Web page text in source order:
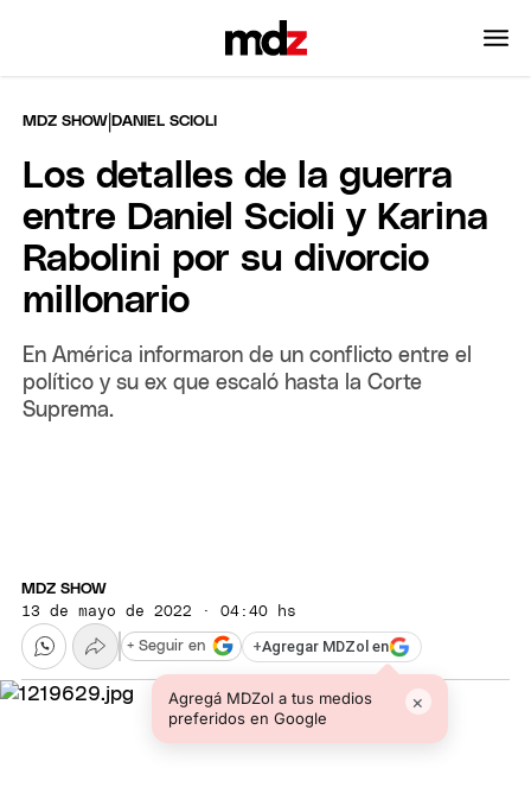
MDZ SHOW |DANIEL SCIOLI
Los detalles de la guerra
entre Daniel Scioli y Karina
Rabolini por su divorcio
millonario
En América informaron de un conflicto entre el
político y su ex que escaló hasta la Corte
Suprema.
MDZ SHOW
13 de mayo de 2022 · 04:40 hs
+Agregar MDZol en
Agregá MDZol a tus medios
preferidos en Google
×
+ Seguir en